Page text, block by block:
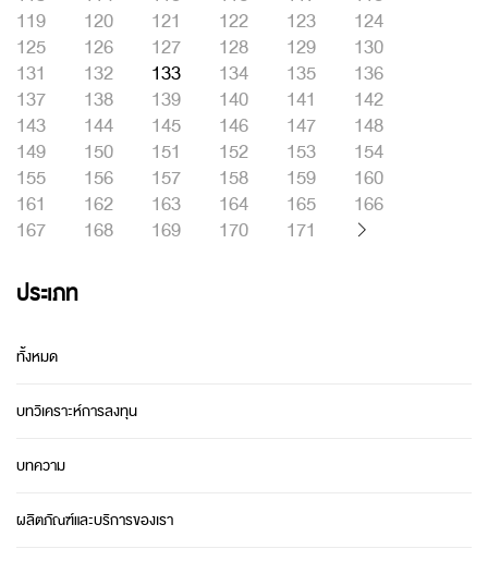
119
120 121 122 123
124
125
126 127 128 129
130
131
132 133 134 135
136
137
138 139 140 141
142
143
144 145 146 147
148
149
150 151 152 153
154
155
156 157 158 159
160
161
162 163 164 165
166
167
168 169 170 171
ประเภท
ทั้งหมด
บทวิเคราะห์การลงทุน
บทความ
ผลิตภัณฑ์และบริการของเรา